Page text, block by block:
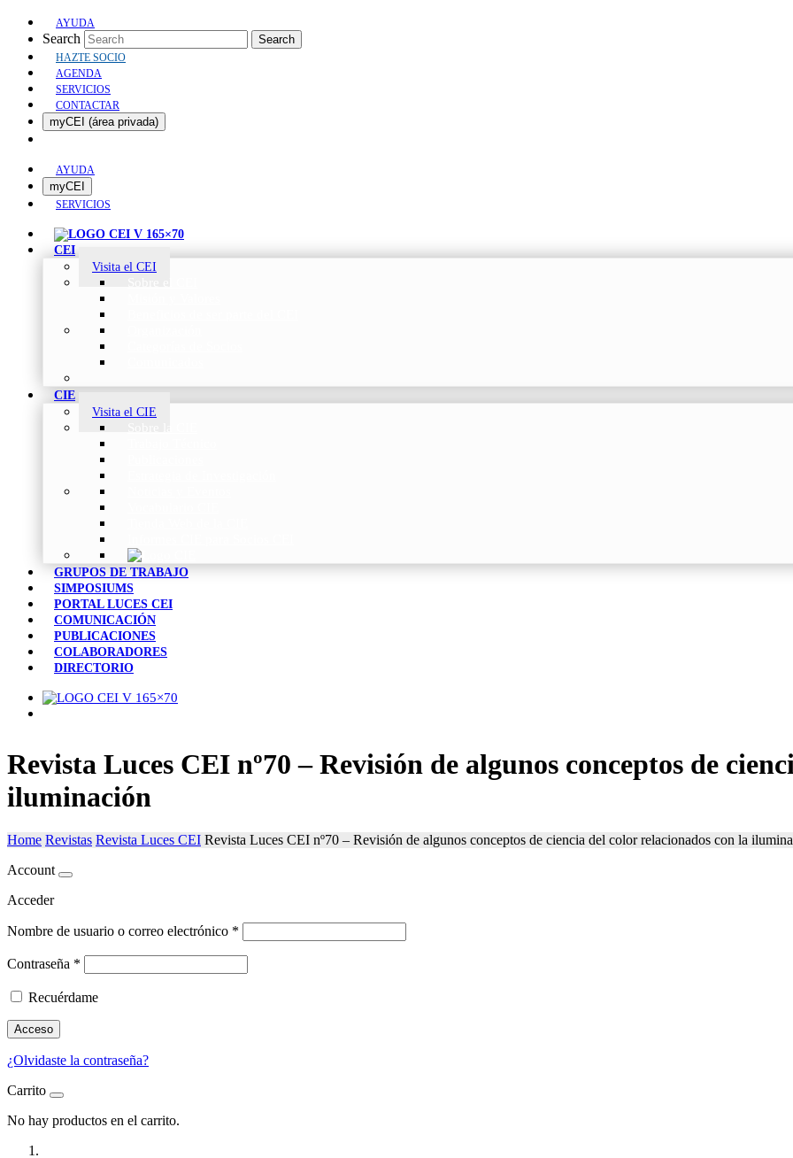
AYUDA
Search Search
HAZTE SOCIO
AGENDA
SERVICIOS
CONTACTAR
myCEI (área privada)
AYUDA
myCEI
SERVICIOS
CEI
Visita el CEI
CIE
Visita el CIE
GRUPOS DE TRABAJO
SIMPOSIUMS
PORTAL LUCES CEI
COMUNICACIÓN
PUBLICACIONES
COLABORADORES
DIRECTORIO
Revista Luces CEI nº70 – Revisión de algunos conceptos de
iluminación
Home Revistas Revista Luces CEI Revista Luces CEI nº70 – Revisión de algunos conceptos de ciencia del color relacionados con la
Account
Acceder
Nombre de usuario o correo electrónico *
Contraseña *
Recuérdame
Acceso
¿Olvidaste la contraseña?
Carrito
No hay productos en el carrito.